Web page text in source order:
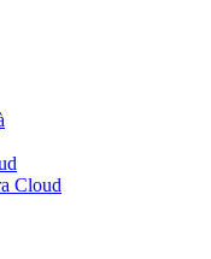
Cloud